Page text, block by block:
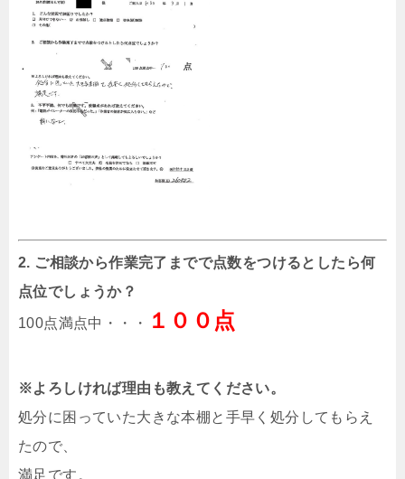
2. ご相談から作業完了までで点数をつけるとしたら何
点位でしょうか？
100点満点中・・・ １００点
※よろしければ理由も教えてください。
処分に困っていた大きな本棚と手早く処分してもらえ
たので、
満足です。